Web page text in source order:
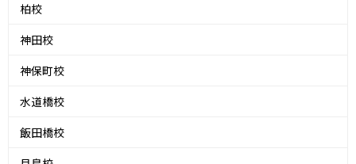
柏校
神田校
神保町校
水道橋校
飯田橋校